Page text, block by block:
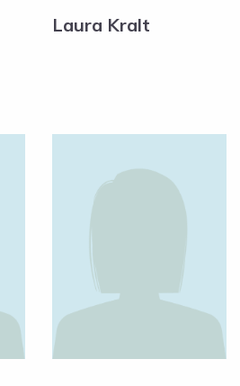
Laura Kralt